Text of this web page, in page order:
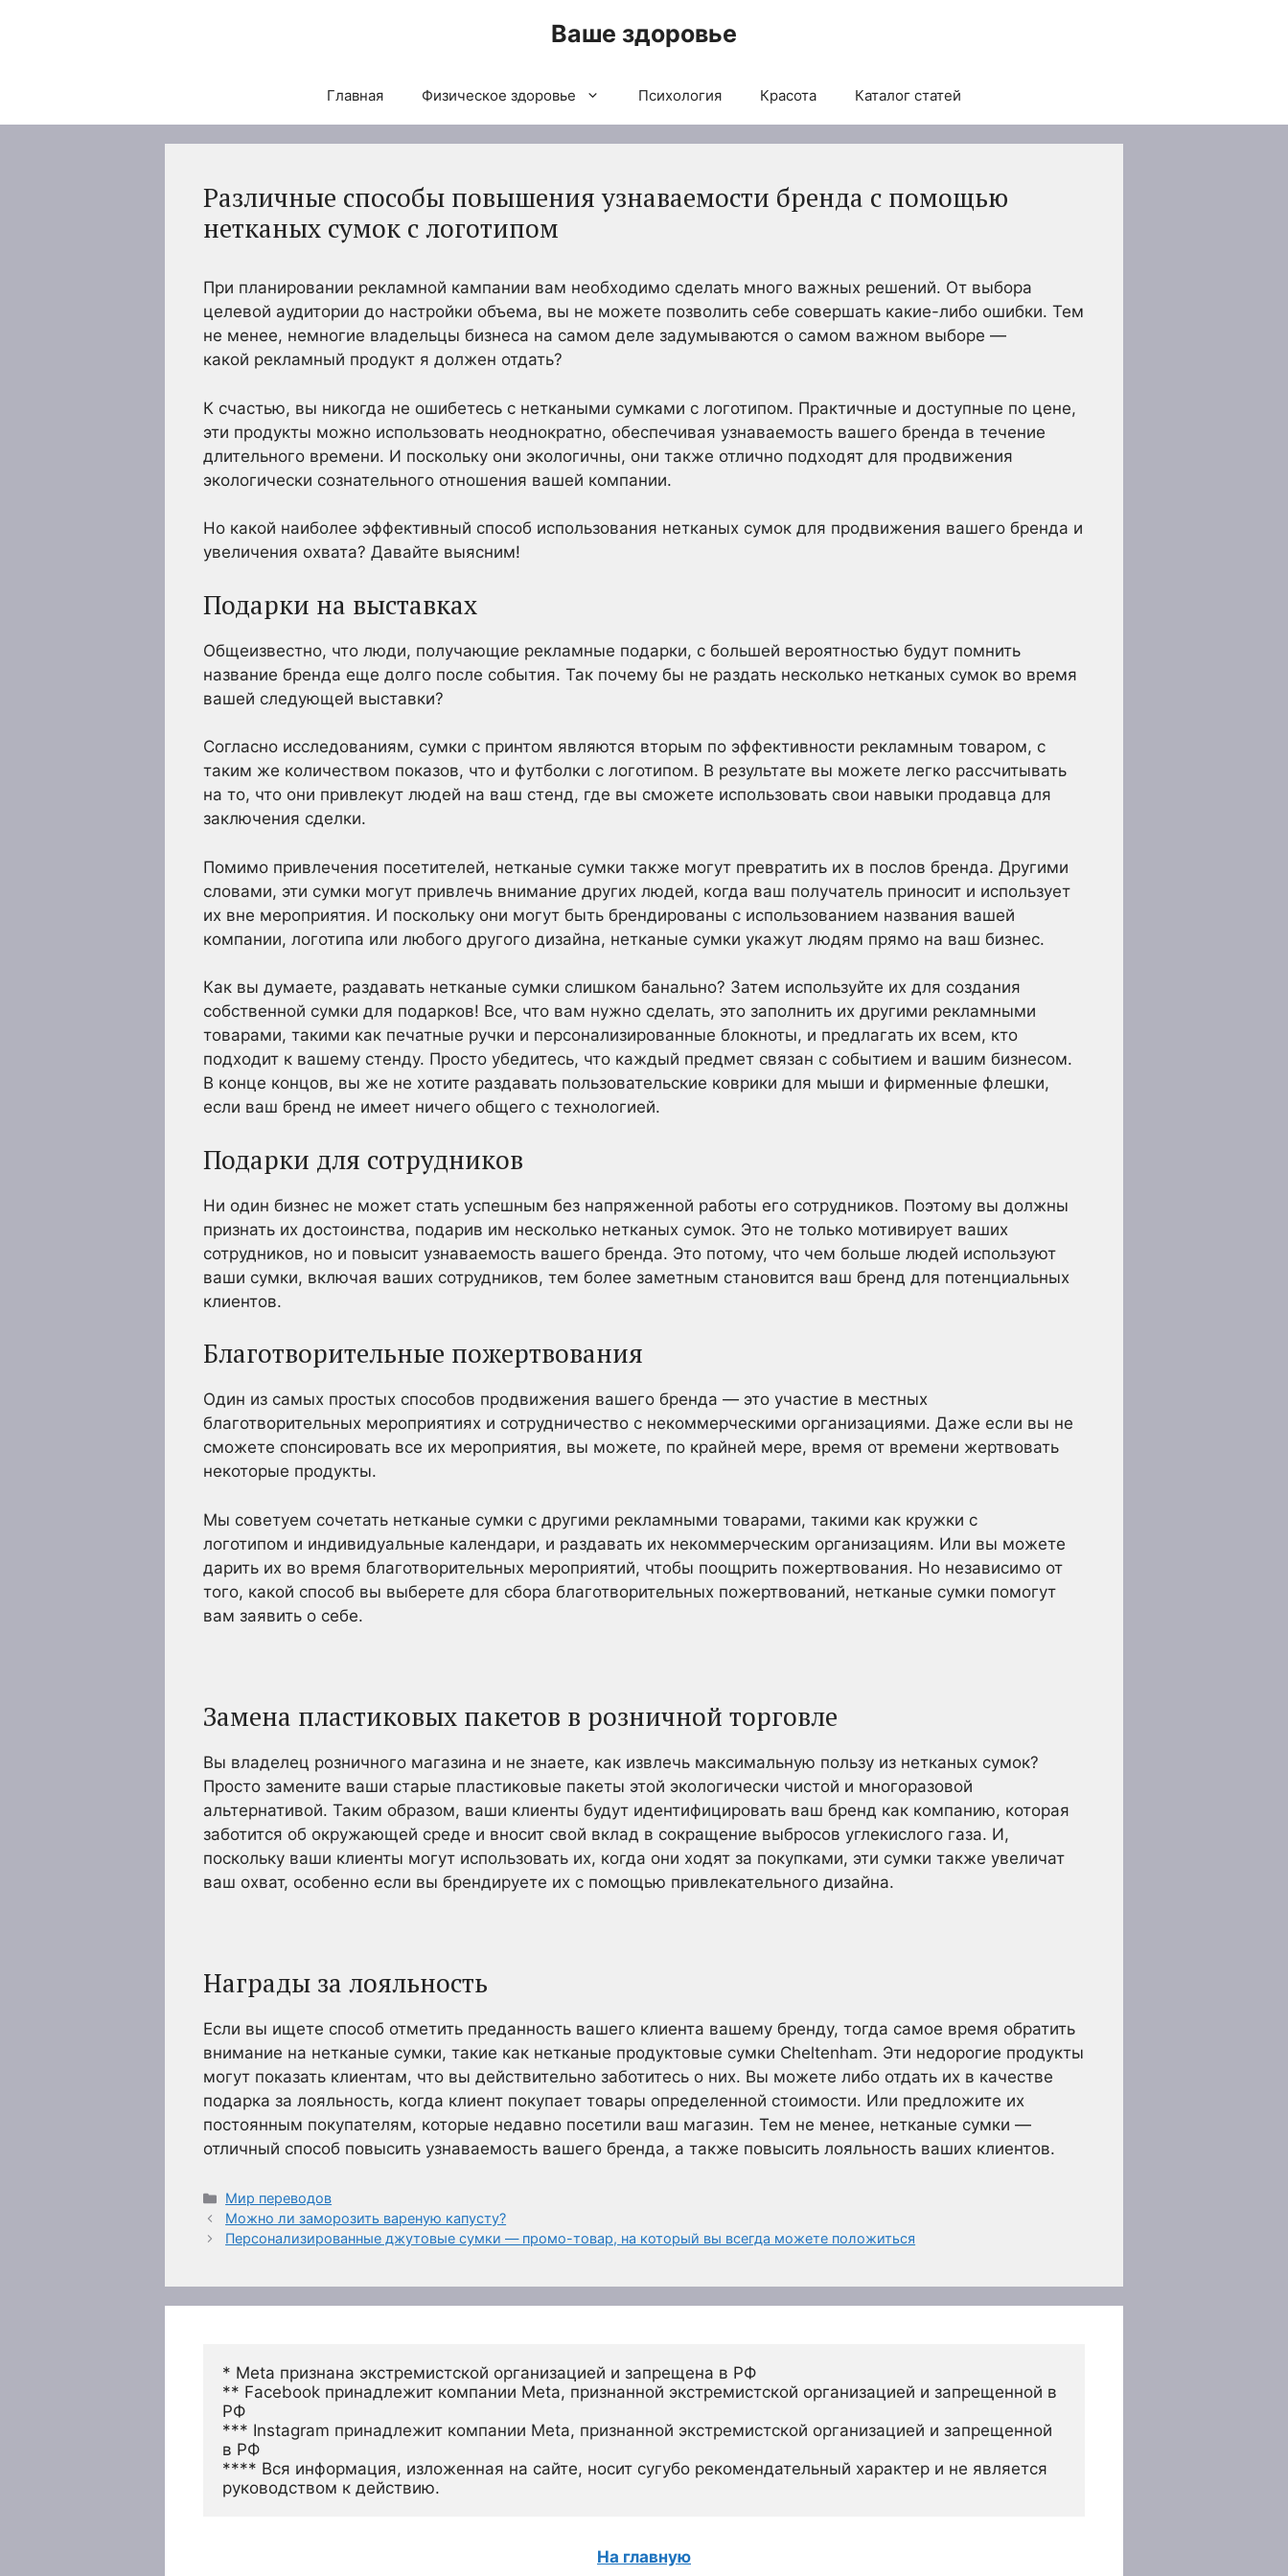
Ваше здоровье
Главная Физическое здоровье Психология Красота Каталог статей
Различные способы повышения узнаваемости бренда с помощью
нетканых сумок с логотипом
При планировании рекламной кампании вам необходимо сделать много важных решений. От выбора
целевой аудитории до настройки объема, вы не можете позволить себе совершать какие-либо ошибки. Тем
не менее, немногие владельцы бизнеса на самом деле задумываются о самом важном выборе —
какой рекламный продукт я должен отдать?
К счастью, вы никогда не ошибетесь с неткаными сумками с логотипом. Практичные и доступные по цене,
эти продукты можно использовать неоднократно, обеспечивая узнаваемость вашего бренда в течение
длительного времени. И поскольку они экологичны, они также отлично подходят для продвижения
экологически сознательного отношения вашей компании.
Но какой наиболее эффективный способ использования нетканых сумок для продвижения вашего бренда и
увеличения охвата? Давайте выясним!
Подарки на выставках
Общеизвестно, что люди, получающие рекламные подарки, с большей вероятностью будут помнить
название бренда еще долго после события. Так почему бы не раздать несколько нетканых сумок во время
вашей следующей выставки?
Согласно исследованиям, сумки с принтом являются вторым по эффективности рекламным товаром, с
таким же количеством показов, что и футболки с логотипом. В результате вы можете легко рассчитывать
на то, что они привлекут людей на ваш стенд, где вы сможете использовать свои навыки продавца для
заключения сделки.
Помимо привлечения посетителей, нетканые сумки также могут превратить их в послов бренда. Другими
словами, эти сумки могут привлечь внимание других людей, когда ваш получатель приносит и использует
их вне мероприятия. И поскольку они могут быть брендированы с использованием названия вашей
компании, логотипа или любого другого дизайна, нетканые сумки укажут людям прямо на ваш бизнес.
Как вы думаете, раздавать нетканые сумки слишком банально? Затем используйте их для создания
собственной сумки для подарков! Все, что вам нужно сделать, это заполнить их другими рекламными
товарами, такими как печатные ручки и персонализированные блокноты, и предлагать их всем, кто
подходит к вашему стенду. Просто убедитесь, что каждый предмет связан с событием и вашим бизнесом.
В конце концов, вы же не хотите раздавать пользовательские коврики для мыши и фирменные флешки,
если ваш бренд не имеет ничего общего с технологией.
Подарки для сотрудников
Ни один бизнес не может стать успешным без напряженной работы его сотрудников. Поэтому вы должны
признать их достоинства, подарив им несколько нетканых сумок. Это не только мотивирует ваших
сотрудников, но и повысит узнаваемость вашего бренда. Это потому, что чем больше людей используют
ваши сумки, включая ваших сотрудников, тем более заметным становится ваш бренд для потенциальных
клиентов.
Благотворительные пожертвования
Один из самых простых способов продвижения вашего бренда — это участие в местных
благотворительных мероприятиях и сотрудничество с некоммерческими организациями. Даже если вы не
сможете спонсировать все их мероприятия, вы можете, по крайней мере, время от времени жертвовать
некоторые продукты.
Мы советуем сочетать нетканые сумки с другими рекламными товарами, такими как кружки с
логотипом и индивидуальные календари, и раздавать их некоммерческим организациям. Или вы можете
дарить их во время благотворительных мероприятий, чтобы поощрить пожертвования. Но независимо от
того, какой способ вы выберете для сбора благотворительных пожертвований, нетканые сумки помогут
вам заявить о себе.
Замена пластиковых пакетов в розничной торговле
Вы владелец розничного магазина и не знаете, как извлечь максимальную пользу из нетканых сумок?
Просто замените ваши старые пластиковые пакеты этой экологически чистой и многоразовой
альтернативой. Таким образом, ваши клиенты будут идентифицировать ваш бренд как компанию, которая
заботится об окружающей среде и вносит свой вклад в сокращение выбросов углекислого газа. И,
поскольку ваши клиенты могут использовать их, когда они ходят за покупками, эти сумки также увеличат
ваш охват, особенно если вы брендируете их с помощью привлекательного дизайна.
Награды за лояльность
Если вы ищете способ отметить преданность вашего клиента вашему бренду, тогда самое время обратить
внимание на нетканые сумки, такие как нетканые продуктовые сумки Cheltenham. Эти недорогие продукты
могут показать клиентам, что вы действительно заботитесь о них. Вы можете либо отдать их в качестве
подарка за лояльность, когда клиент покупает товары определенной стоимости. Или предложите их
постоянным покупателям, которые недавно посетили ваш магазин. Тем не менее, нетканые сумки —
отличный способ повысить узнаваемость вашего бренда, а также повысить лояльность ваших клиентов.
Рубрики
Мир переводов
Можно ли заморозить вареную капусту?
Персонализированные джутовые сумки — промо-товар, на который вы всегда можете положиться
* Meta признана экстремистской организацией и запрещена в РФ
** Facebook принадлежит компании Meta, признанной экстремистской организацией и запрещенной в
РФ
*** Instagram принадлежит компании Meta, признанной экстремистской организацией и запрещенной
в РФ
**** Вся информация, изложенная на сайте, носит сугубо рекомендательный характер и не является
руководством к действию.
На главную